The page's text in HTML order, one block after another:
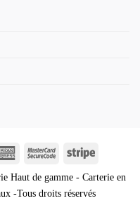
AmericanMasterCardStripe
Haut de gamme - Carterie en
-Tous droits réservés